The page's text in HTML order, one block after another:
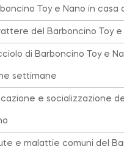
Toy e Nano in casa
del Barboncino Toy e
di Barboncino Toy e
settimane
e socializzazione
e malattie comuni del